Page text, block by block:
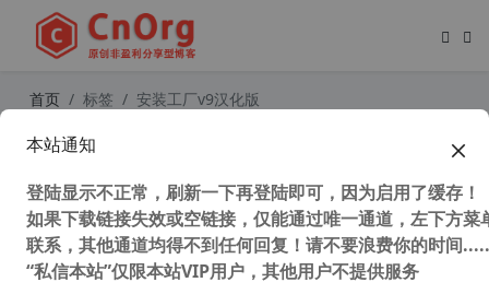
首页 标签 安装工厂v9汉化版
化第5次修正版
本站通知
登陆显示不正常，刷新一下再登陆即可，因为启用了缓存！
如果下载链接失效或空链接，仅能通过唯一通道，左下方菜
联系，其他通道均得不到任何回复！请不要浪费你的时间
“私信本站”仅限本站VIP用户，其他用户不提供服务